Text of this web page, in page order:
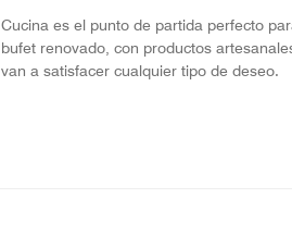
Cucina es el punto de partida perfecto
bufet renovado, con productos
van a satisfacer cualquier tipo de deseo.